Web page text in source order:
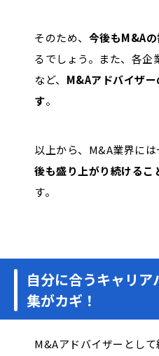
そのため、 今後もM&A
るでしょう。また、各企
など、 M&Aアドバイザ
す。
以上から、M&A業界には
後も盛り上がり続けるこ
す。
自分に合うキャリ
集がカギ！
M&Aアドバイザーとし